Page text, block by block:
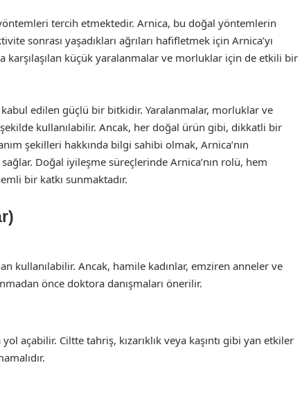
tercih etmektedir. Arnica, bu doğal yöntemlerin
sonrası yaşadıkları ağrıları hafifletmek için Arnica’yı
karşılaşılan küçük yaralanmalar ve morluklar için de etkili bir
edilen güçlü bir bitkidir. Yaralanmalar, morluklar ve
kullanılabilir. Ancak, her doğal ürün gibi, dikkatli bir
şekilleri hakkında bilgi sahibi olmak, Arnica’nın
Doğal iyileşme süreçlerinde Arnica’nın rolü, hem
bir katkı sunmaktadır.
kullanılabilir. Ancak, hamile kadınlar, emziren anneler ve
önce doktora danışmaları önerilir.
açabilir. Ciltte tahriş, kızarıklık veya kaşıntı gibi yan etkiler